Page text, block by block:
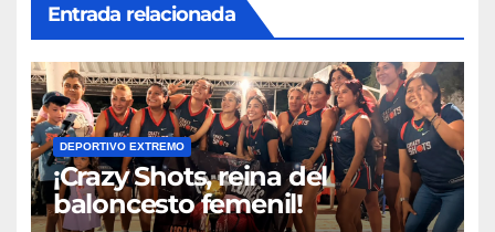
Entrada relacionada
DEPORTIVO EXTREMO
¡Crazy Shots, reina del
baloncesto femenil!